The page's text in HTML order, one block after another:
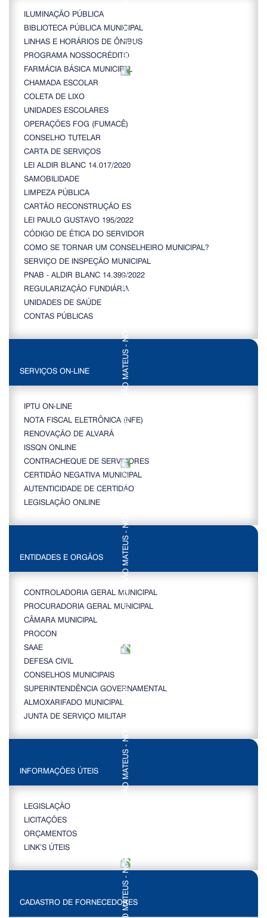
ILUMINAÇÃO PÚBLICA
BIBLIOTECA PÚBLICA MUNICIPAL
LINHAS E HORÁRIOS DE ÔNIBUS
PROGRAMA NOSSOCRÉDITO
FARMÁCIA BÁSICA MUNICIPAL
CHAMADA ESCOLAR
COLETA DE LIXO
UNIDADES ESCOLARES
OPERAÇÕES FOG (FUMACÊ)
CONSELHO TUTELAR
CARTA DE SERVIÇOS
LEI ALDIR BLANC 14.017/2020
SAMOBILIDADE
LIMPEZA PÚBLICA
CARTÃO RECONSTRUÇÃO ES
LEI PAULO GUSTAVO 195/2022
CÓDIGO DE ÉTICA DO SERVIDOR
COMO SE TORNAR UM CONSELHEIRO MUNICIPAL?
SERVIÇO DE INSPEÇÃO MUNICIPAL
PNAB - ALDIR BLANC 14.399/2022
REGULARIZAÇÃO FUNDIÁRIA
UNIDADES DE SAÚDE
CONTAS PÚBLICAS
SERVIÇOS ON-LINE
IPTU ON-LINE
NOTA FISCAL ELETRÔNICA (NFE)
RENOVAÇÃO DE ALVARÁ
ISSQN ONLINE
CONTRACHEQUE DE SERVIDORES
CERTIDÃO NEGATIVA MUNICIPAL
AUTENTICIDADE DE CERTIDÃO
LEGISLAÇÃO ONLINE
ENTIDADES E ORGÃOS
CONTROLADORIA GERAL MUNICIPAL
PROCURADORIA GERAL MUNICIPAL
CÂMARA MUNICIPAL
PROCON
SAAE
DEFESA CIVIL
CONSELHOS MUNICIPAIS
SUPERINTENDÊNCIA GOVERNAMENTAL
ALMOXARIFADO MUNICIPAL
JUNTA DE SERVIÇO MILITAR
INFORMAÇÕES ÚTEIS
LEGISLAÇÃO
LICITAÇÕES
ORÇAMENTOS
LINK’S ÚTEIS
CADASTRO DE FORNECEDORES